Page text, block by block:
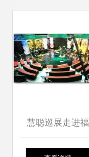
转让
慧聪巡展走进福
州，新技术新产品